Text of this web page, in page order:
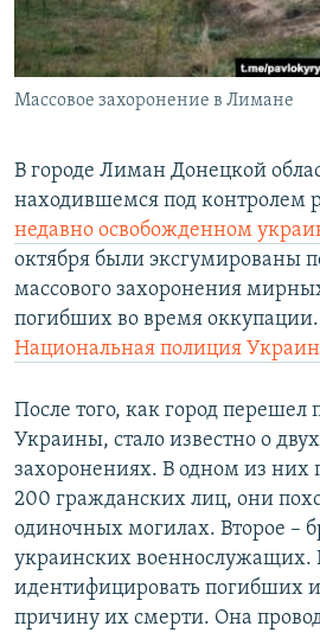
ПОБЕДИТЕЛЕЙ НЕ СУДЯТ?
КРЫМ.НЕПОКОРЕННЫЙ
ELIFBE
ПРИСОЕДИНЯЙТЕСЬ!
Все сайты RFE/RL
Массовое захоронение в Лимане
В городе Лиман Донецкой
находившемся под контролем
недавно освобожденном
октября были эксгумированы
массового захоронения
погибших во время
Национальная полиция
После того, как город перешел
Украины, стало известно о
захоронениях. В одном из них
200 гражданских лиц, они
одиночных могилах. Второе –
украинских военнослужащих.
идентифицировать погибших
причину их смерти. Она